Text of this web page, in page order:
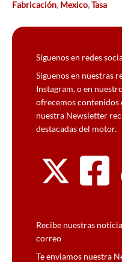
Fabricación, Mexico,Tasa
Síguenos en redes
Síguenos en nuestras
Instagram, o en
ofrecemos contenidos
nuestra Newsletter
destacadas del motor.
Recibe nuestras
correo
Te enviamos nuestra